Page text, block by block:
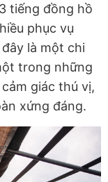
tiếng đồng hồ
phục vụ
là một chi
trong những
giác thú vị,
xứng đáng.